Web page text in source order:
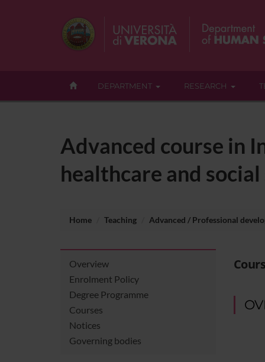
DEPARTMENT RESEARCH
Advanced course in
healthcare and
Home Teaching Advanced / Professional
Overview
Enrolment Policy
Degree Programme
Courses
Notices
Governing bodies